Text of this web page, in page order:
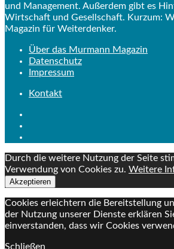
und Management. Außerdem gibt es
Wirtschaft und Gesellschaft. Kurzum:
Magazin für Weiterdenker.
Über das Murmann Magazin
Datenschutz
Impressum
Kontakt
Durch die weitere Nutzung der Seite
Verwendung von Cookies zu. Weitere
Akzeptieren
Cookies erleichtern die Bereitstellung
der Nutzung unserer Dienste erklären
einverstanden, dass wir Cookies
Schließen